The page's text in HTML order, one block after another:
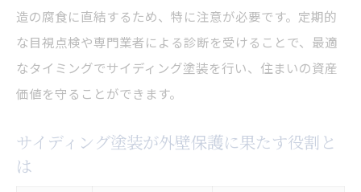
見積もり相談で納得感を得るための工夫
外壁塗装の相談が安心につながる理由
ふじみ野市でサイディング塗装を検討する際の
注意点
意点一覧
造の腐食に直結するため、特に注意が必要です。定期的
な目視点検や専門業者による診断を受けることで、最適
なタイミングでサイディング塗装を行い、住まいの資産
価値を守ることができます。
サイディング塗装が外壁保護に果たす役割と
は